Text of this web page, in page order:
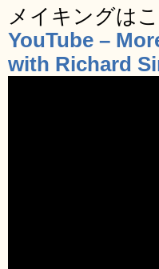
メイキングは
YouTube –
with Richard